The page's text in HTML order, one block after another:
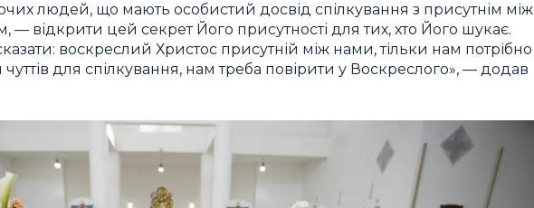
людей, що мають особистий досвід спілкування з присутнім між
відкрити цей секрет Його присутності для тих, хто Його шукає.
воскреслий Христос присутній між нами, тільки нам потрібно
чуттів для спілкування, нам треба повірити у Воскреслого», — додав